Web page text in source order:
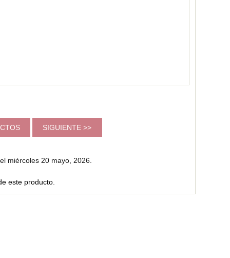
SIGUIENTE >>
miércoles 20 mayo, 2026.
este producto.